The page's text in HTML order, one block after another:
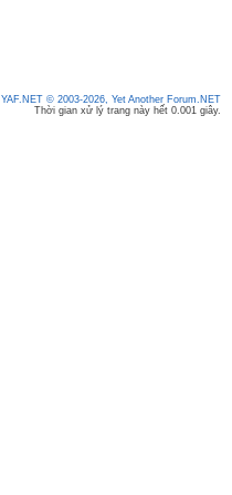
YAF.NET © 2003-2026, Yet Another Forum.NET
Thời gian xử lý trang này hết 0.001 giây.